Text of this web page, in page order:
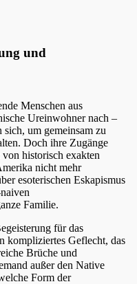
und
Menschen aus
Ureinwohner nach –
um gemeinsam zu
Doch ihre Zugänge
historisch exakten
nicht mehr
esoterischen Eskapismus
Familie.
für das
kompliziertes Geflecht, das
Brüche und
außer den Native
Form der